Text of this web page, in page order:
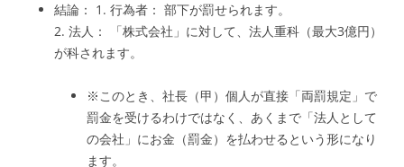
結論： 1. 行為者： 部下が罰せられます。
2. 法人： 「株式会社」に対して、法人重科（最大3億円）
が科されます。
※このとき、社長（甲）個人が直接「両罰規定」で
罰金を受けるわけではなく、あくまで「法人として
の会社」にお金（罰金）を払わせるという形になり
ます。